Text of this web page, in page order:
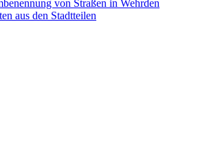
von Straßen in Wehrden
aus den Stadtteilen